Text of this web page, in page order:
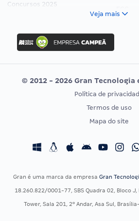
Concursos 2025
Concurso Ibama
Concurso MPU
Editais publicados
Vunesp
CONCURSOS POR PROFISSÃO
Concursos Fiscais
Concursos Saúde
EXAME
Veja mais
© 2012 - 2026 Gran Tecnologia
Política de
Termos de uso
Mapa do site
Gran é uma marca da empresa Gran
18.260.822/0001-77, SBS Quadra 02, Bloco
Tower, Sala 201, 2º Andar, Asa Sul,